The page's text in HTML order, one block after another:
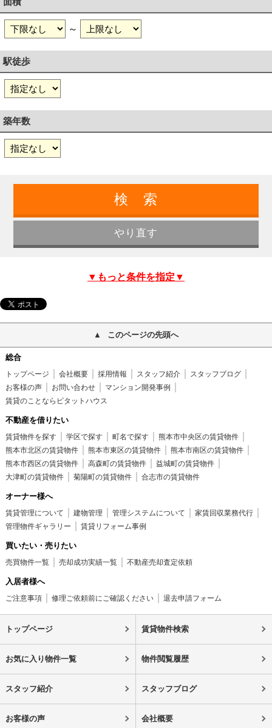
～
駅徒歩
築年数
▼もっと条件を指定▼
このページの先頭へ
総合
トップページ 会社概要 採用情報 スタッフ紹介
スタッフブログ
お客様の声
お問い合わせ
マンション開発事例
賃貸のことならピタットハウス
不動産を借りたい
賃貸物件を探す 学区で探す 町名で探す
熊本市中央区の賃貸物件
熊本市北区の賃貸物件
熊本市東区の賃貸物件
熊本市南区の賃貸物件
熊本市西区の賃貸物件
高森町の賃貸物件
益城町の賃貸物件
大津町の賃貸物件
菊陽町の賃貸物件 合志市の賃貸物件
オーナー様へ
賃貸管理について 建物管理 管理システムについて
家賃回収業務代行
管理物件ギャラリー
賃貸リフォーム事例
買いたい・売りたい
売買物件一覧 売却成功実績一覧 不動産売却査定依頼
入居者様へ
ご注意事項 修理ご依頼前にご確認ください 退去申請フォーム
トップページ 賃貸物件検索
お気に入り物件一覧 物件閲覧履歴
スタッフ紹介 スタッフブログ
お客様の声 会社概要